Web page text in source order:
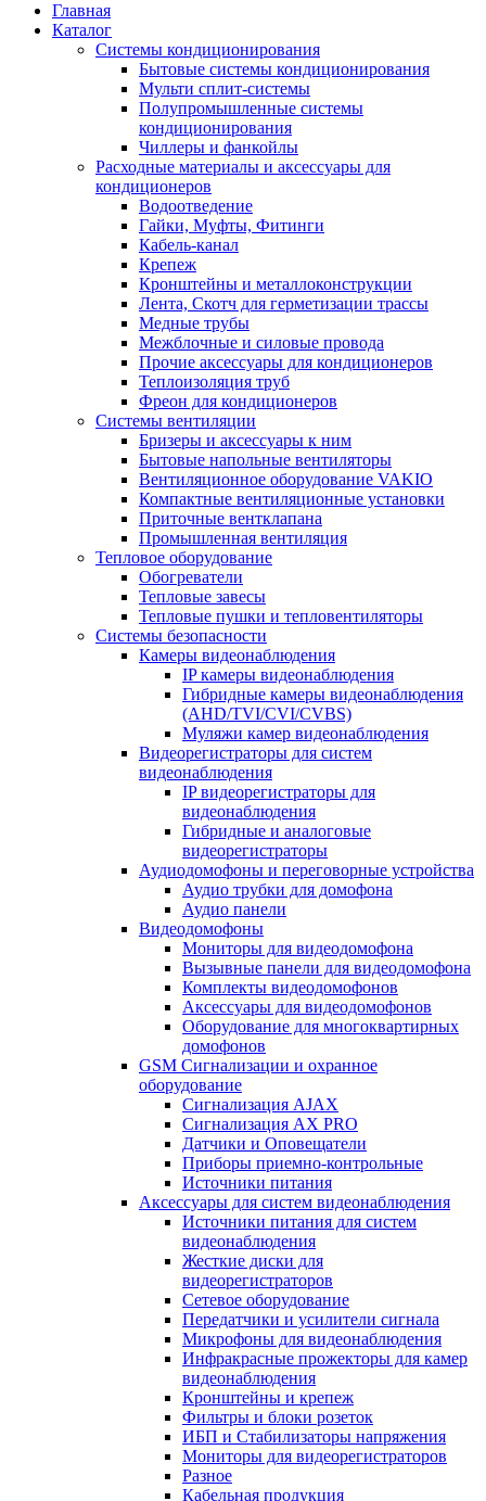
Главная
Каталог
Системы кондиционирования
Бытовые системы кондиционирования
Мульти сплит-системы
Полупромышленные системы
кондиционирования
Чиллеры и фанкойлы
Расходные материалы и аксессуары для
кондиционеров
Водоотведение
Гайки, Муфты, Фитинги
Кабель-канал
Крепеж
Кронштейны и металлоконструкции
Лента, Скотч для герметизации трассы
Медные трубы
Межблочные и силовые провода
Прочие аксессуары для кондиционеров
Теплоизоляция труб
Фреон для кондиционеров
Системы вентиляции
Бризеры и аксессуары к ним
Бытовые напольные вентиляторы
Вентиляционное оборудование VAKIO
Компактные вентиляционные установки
Приточные вентклапана
Промышленная вентиляция
Тепловое оборудование
Обогреватели
Тепловые завесы
Тепловые пушки и тепловентиляторы
Системы безопасности
Камеры видеонаблюдения
IP камеры видеонаблюдения
Гибридные камеры видеонаблюдения
(AHD/TVI/CVI/CVBS)
Муляжи камер видеонаблюдения
Видеорегистраторы для систем
видеонаблюдения
IP видеорегистраторы для
видеонаблюдения
Гибридные и аналоговые
видеорегистраторы
Аудиодомофоны и переговорные устройства
Аудио трубки для домофона
Аудио панели
Видеодомофоны
Мониторы для видеодомофона
Вызывные панели для видеодомофона
Комплекты видеодомофонов
Аксессуары для видеодомофонов
Оборудование для многоквартирных
домофонов
GSM Сигнализации и охранное
оборудование
Сигнализация AJAX
Сигнализация AX PRO
Датчики и Оповещатели
Приборы приемно-контрольные
Источники питания
Аксессуары для систем видеонаблюдения
Источники питания для систем
видеонаблюдения
Жесткие диски для
видеорегистраторов
Сетевое оборудование
Передатчики и усилители сигнала
Микрофоны для видеонаблюдения
Инфракрасные прожекторы для камер
видеонаблюдения
Кронштейны и крепеж
Фильтры и блоки розеток
ИБП и Стабилизаторы напряжения
Мониторы для видеорегистраторов
Разное
Кабельная продукция